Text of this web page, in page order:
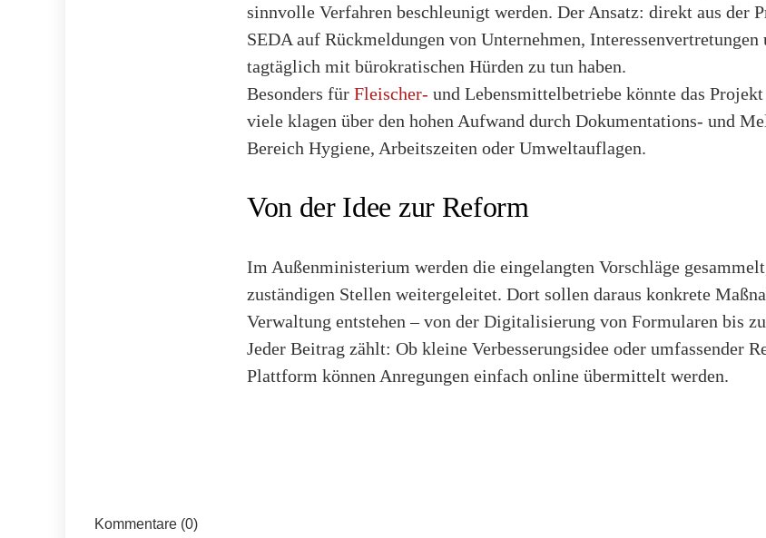
sinnvolle Verfahren beschleunigt werden. Der Ansatz: direkt aus der
SEDA auf Rückmeldungen von Unternehmen,
tagtäglich mit bürokratischen Hürden zu tun haben.
Besonders für Fleischer- und Lebensmittelbetriebe könnte das
viele klagen über den hohen Aufwand durch Dokumentations- und
Bereich Hygiene, Arbeitszeiten oder Umweltauflagen.
Von der Idee zur Reform
Im Außenministerium werden die eingelangten Vorschläge
zuständigen Stellen weitergeleitet. Dort sollen daraus konkrete
Verwaltung entstehen – von der Digitalisierung von Formularen bis
Jeder Beitrag zählt: Ob kleine Verbesserungsidee oder umfassender
Plattform können Anregungen einfach online übermittelt werden.
Kommentare (0)